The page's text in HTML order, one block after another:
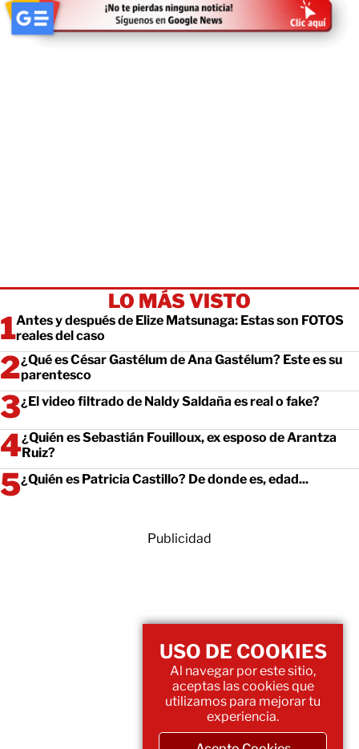
LO MÁS VISTO
Antes y después de Elize Matsunaga: Estas son FOTOS
reales del caso
¿Qué es César Gastélum de Ana Gastélum? Este es su
parentesco
¿El video filtrado de Naldy Saldaña es real o fake?
¿Quién es Sebastián Fouilloux, ex esposo de Arantza
Ruiz?
¿Quién es Patricia Castillo? De donde es, edad...
Publicidad
USO DE COOKIES
Al navegar por este sitio,
aceptas las cookies que
utilizamos para mejorar tu
experiencia.